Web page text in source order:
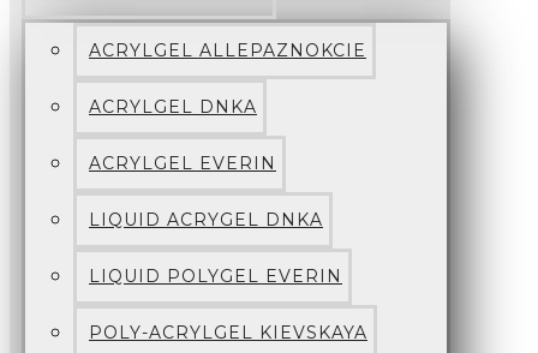
ACRYLGEL ALLEPAZNOKCIE
ACRYLGEL DNKA
ACRYLGEL EVERIN
LIQUID ACRYGEL DNKA
LIQUID POLYGEL EVERIN
POLY-ACRYLGEL KIEVSKAYA